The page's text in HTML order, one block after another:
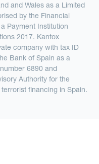
and Wales as a Limited
by the Financial
Payment Institution
2017. Kantox
company with tax ID
Bank of Spain as a
6890 and
Authority for the
financing in Spain.